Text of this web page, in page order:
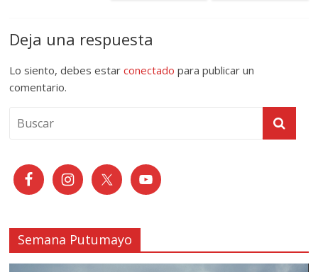
Deja una respuesta
Lo siento, debes estarconectado para publicar un
comentario.
Semana Putumayo